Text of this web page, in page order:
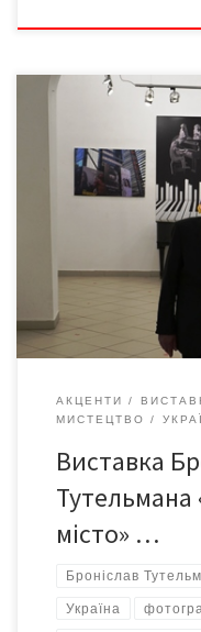
20 січня 2023-го у
відкриття виставки
Тутельмана –
мистецтв України.
митець не залишається
випробувань – нападу
громадянську […]
АКЦЕНТИ
МИСТЕЦТВО
Виставка
Тутельмана
місто» …
Броніслав
Україна